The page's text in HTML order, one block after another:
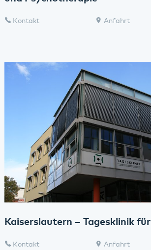
Kontakt Anfahrt
Kaiserslautern – Tagesklinik
Kontakt Anfahrt